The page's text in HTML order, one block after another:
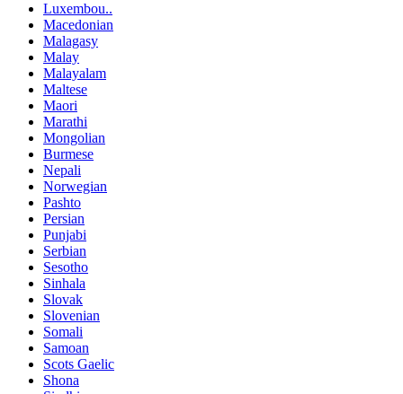
Luxembou..
Macedonian
Malagasy
Malay
Malayalam
Maltese
Maori
Marathi
Mongolian
Burmese
Nepali
Norwegian
Pashto
Persian
Punjabi
Serbian
Sesotho
Sinhala
Slovak
Slovenian
Somali
Samoan
Scots Gaelic
Shona